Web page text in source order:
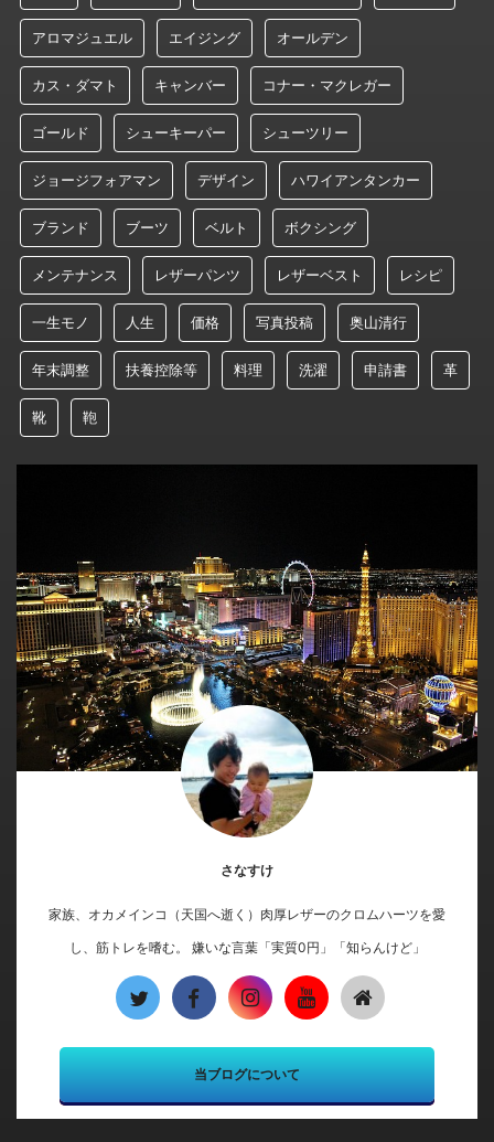
アロマジュエル エイジング オールデン
カス・ダマト キャンバー コナー・マクレガー
ゴールド シューキーパー シューツリー
ジョージフォアマン デザイン ハワイアンタンカー
ブランド ブーツ ベルト ボクシング
メンテナンス レザーパンツ レザーベスト レシピ
一生モノ 人生 価格 写真投稿 奥山清行
年末調整 扶養控除等 料理 洗濯 申請書 革
靴 鞄
さなすけ
家族、オカメインコ（天国へ逝く）肉厚レザーのクロムハーツを愛
し、筋トレを嗜む。 嫌いな言葉「実質0円」「知らんけど」
当ブログについて